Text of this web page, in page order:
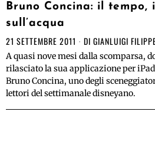
Bruno Concina: il
sull’acqua
21 SETTEMBRE 2011 DI GIANLUIGI
A quasi nove mesi dalla scomparsa,
rilasciato la sua applicazione per
Bruno Concina, uno degli
lettori del settimanale disneyano.